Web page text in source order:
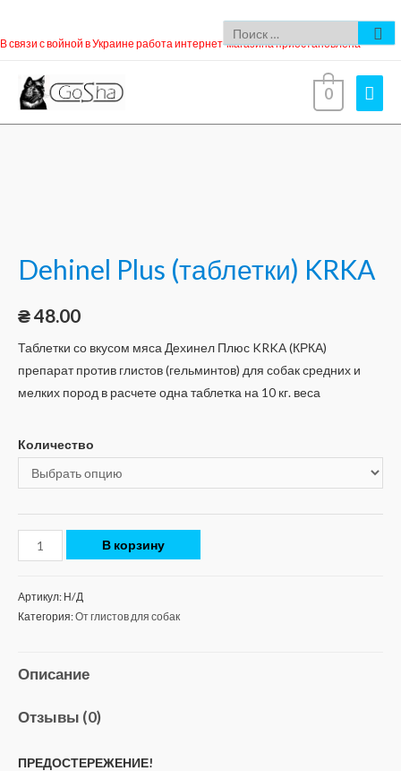
В связи с войной в Украине работа интернет-магазина приостановлена
0
Dehinel Plus (таблетки) KRKA
₴48.00
Таблетки со вкусом мяса Дехинел Плюс KRKA (КРКА)
препарат против глистов (гельминтов) для собак средних и
мелких пород в расчете одна таблетка на 10 кг. веса
Количество
В корзину
Артикул: Н/Д
Категория:От глистов для собак
Описание
Отзывы (0)
ПРЕДОСТЕРЕЖЕНИЕ!